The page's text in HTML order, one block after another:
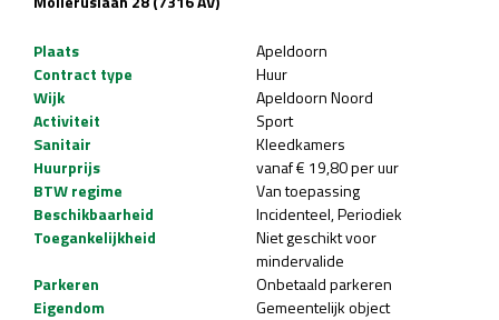
Plaats
Apeldoorn
Contract type
Huur
Wijk
Apeldoorn Noord
Activiteit
Sport
Sanitair
Kleedkamers
Huurprijs
vanaf € 19,80 per uur
BTW regime
Van toepassing
Beschikbaarheid
Incidenteel Periodiek
Toegankelijkheid
Niet geschikt voor
mindervalide
Parkeren
Onbetaald parkeren
Eigendom
Gemeentelijk object